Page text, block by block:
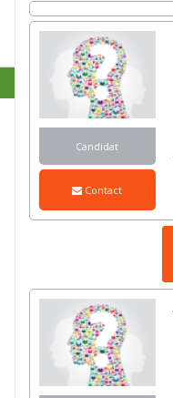
Candidat
Contact